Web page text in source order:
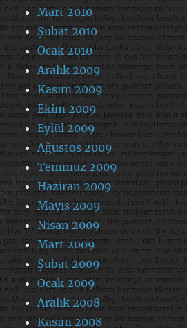
Mart 2010
Şubat 2010
Ocak 2010
Aralık 2009
Kasım 2009
Ekim 2009
Eylül 2009
Ağustos 2009
Temmuz 2009
Haziran 2009
Mayıs 2009
Nisan 2009
Mart 2009
Şubat 2009
Ocak 2009
Aralık 2008
Kasım 2008